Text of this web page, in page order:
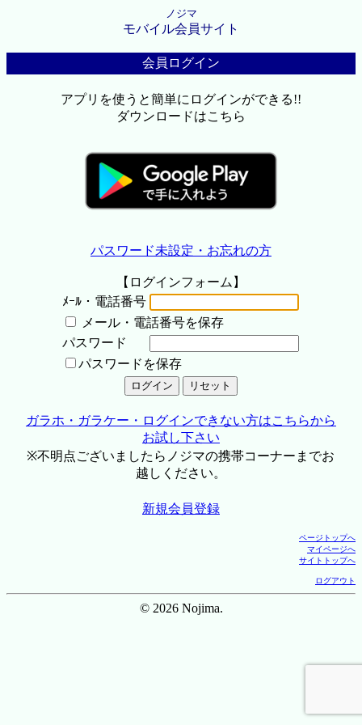
ノジマ
モバイル会員サイト
会員ログイン
アプリを使うと簡単にログインができる!!
ダウンロードはこちら
パスワード未設定・お忘れの方
【ログインフォーム】
ﾒｰﾙ・電話番号
メール・電話番号を保存
パスワード
パスワードを保存
ガラホ・ガラケー・ログインできない方はこちらから
お試し下さい
※不明点ございましたらノジマの携帯コーナーまでお
越しください。
新規会員登録
ページトップへ
マイページへ
サイトトップへ
ログアウト
© 2026 Nojima.